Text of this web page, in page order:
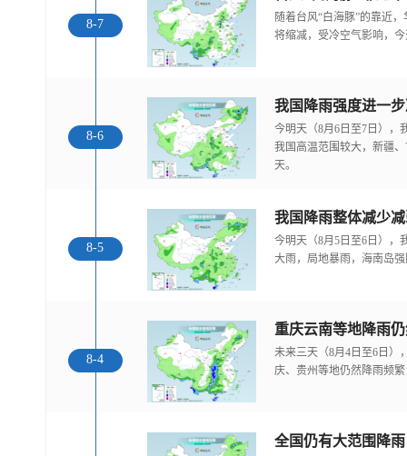
8-7
随着台风“白海豚”的靠近
将缩减，受冷空气影响，
8-6
今明天（8月6日至7日），
我国高温范围较大，新疆
天。
8-5
我国降雨整体减少
今明天（8月5日至6日），
大雨，局地暴雨，海南岛
8-4
重庆云南等地降雨
未来三天（8月4日至6日）
庆、贵州等地仍然降雨频
全国仍有大范围降